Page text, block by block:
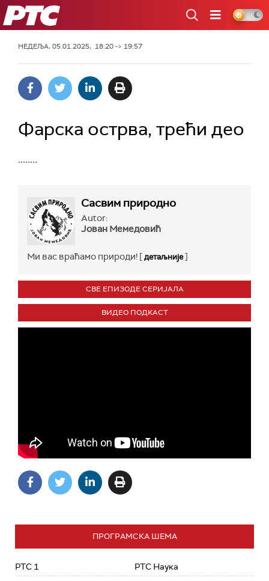
РТС
НЕДЕЉА, 05.01.2025, 18:20 -> 19:57
Фарска острва, трећи део
........
Сасвим природно
Autor:
Јован Мемедовић
Ми вас враћамо природи! [детаљније]
СВЕ ЕПИЗОДЕ СЕРИЈАЛА
ВИДЕО ПОДКАСТ
ПРОГРАМСКА ШЕМА
РТС 1 РТС Наука